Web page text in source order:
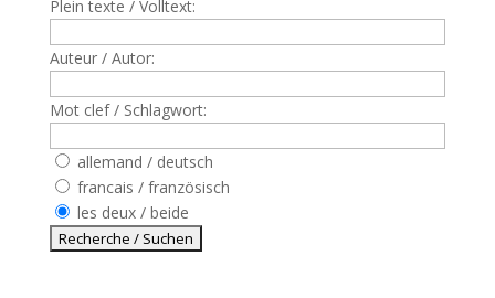
Plein texte / Volltext:
Auteur / Autor:
Mot clef / Schlagwort:
allemand / deutsch
francais / französisch
les deux / beide